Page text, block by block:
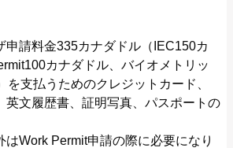
請料金335カナダドル（IEC150カ
カナダドル、バイオメトリッ
を支払うためのクレジットカード、
英文履歴書、証明写真、パスポートの
Work Permit申請の際に必要になり